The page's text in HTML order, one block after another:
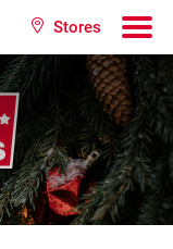
Stores